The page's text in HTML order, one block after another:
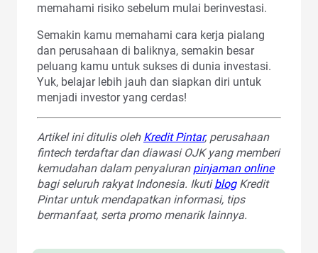
memahami risiko sebelum mulai berinvestasi.
Semakin kamu memahami cara kerja pialang
dan perusahaan di baliknya, semakin besar
peluang kamu untuk sukses di dunia investasi.
Yuk, belajar lebih jauh dan siapkan diri untuk
menjadi investor yang cerdas!
Artikel ini ditulis oleh Kredit Pintar, perusahaan
fintech terdaftar dan diawasi OJK yang memberi
kemudahan dalam penyaluran pinjaman online
bagi seluruh rakyat Indonesia. IkutiblogKredit
Pintar untuk mendapatkan informasi, tips
bermanfaat, serta promo menarik lainnya.